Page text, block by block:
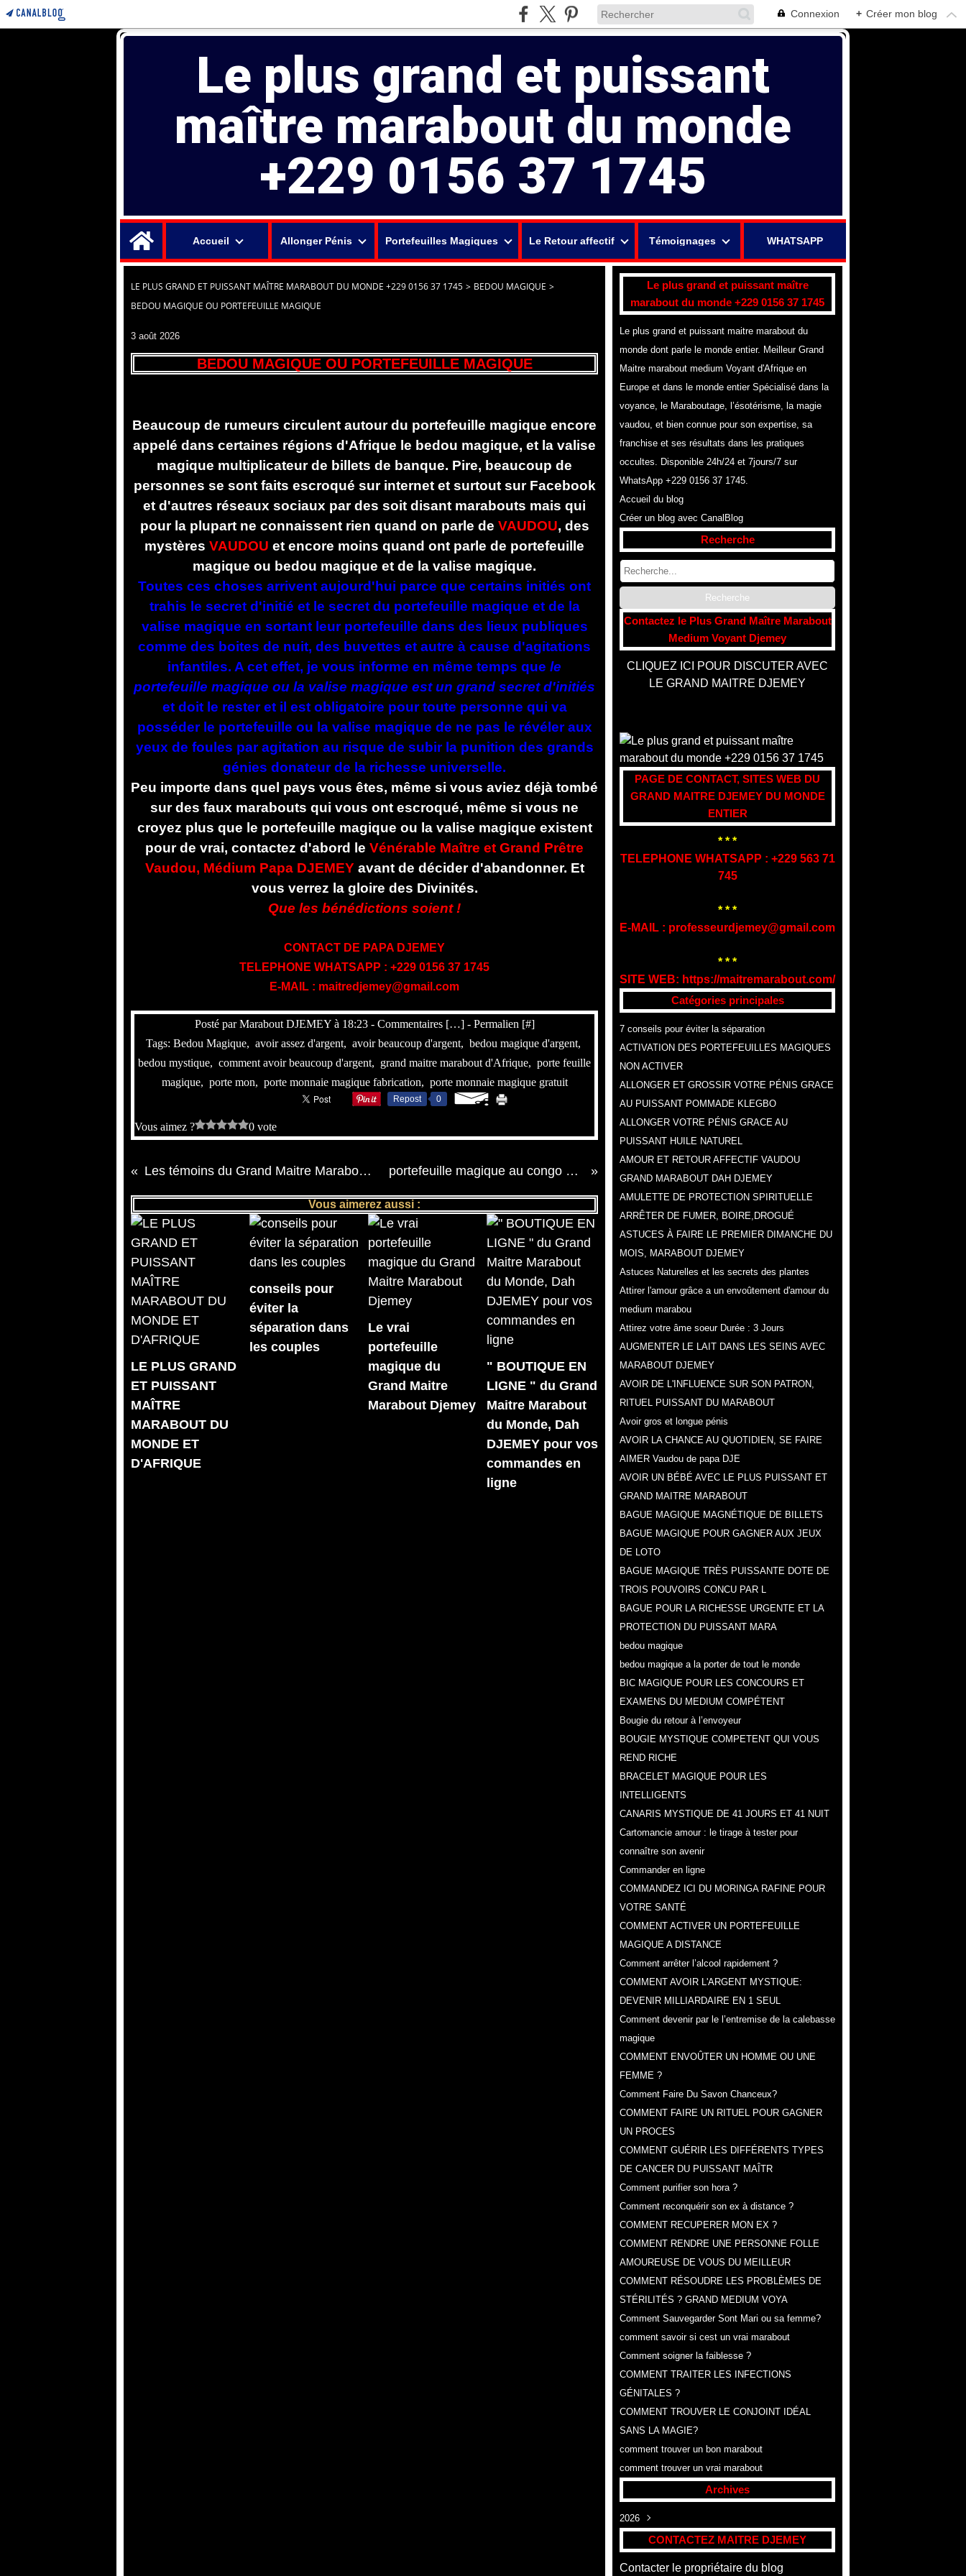
Connexion + Créer mon blog
Le plus grand et puissant
maître marabout du monde
+229 0156 37 1745
Accueil
Allonger Pénis Portefeuilles Magiques Le Retour affectif Témoignages WHATSAPP
LE PLUS GRAND ET PUISSANT MAÎTRE MARABOUT DU MONDE +229 0156 37 1745 > BEDOU MAGIQUE >
BEDOU MAGIQUE OU PORTEFEUILLE MAGIQUE
3 août 2026
BEDOU MAGIQUE OU PORTEFEUILLE MAGIQUE
Beaucoup de rumeurs circulent autour du portefeuille magique encore
appelé dans certaines régions d'Afrique le bedou magique, et la valise
magique multiplicateur de billets de banque. Pire, beaucoup de
personnes se sont faits escroqué sur internet et surtout sur Facebook
et d'autres réseaux sociaux par des soit disant marabouts mais qui
pour la plupart ne connaissent rien quand on parle de VAUDOU, des
mystères VAUDOU et encore moins quand ont parle de portefeuille
magique ou bedou magique et de la valise magique.
Toutes ces choses arrivent aujourd'hui parce que certains initiés ont
trahis le secret d'initié et le secret du portefeuille magique et de la
valise magique en sortant leur portefeuille dans des lieux publiques
comme des boites de nuit, des buvettes et autre à cause d'agitations
infantiles. A cet effet, je vous informe en même temps que le
portefeuille magique ou la valise magique est un grand secret d'initiés
et doit le rester et il est obligatoire pour toute personne qui va
posséder le portefeuille ou la valise magique de ne pas le révéler aux
yeux de foules par agitation au risque de subir la punition des grands
génies donateur de la richesse universelle.
Peu importe dans quel pays vous êtes, même si vous aviez déjà tombé
sur des faux marabouts qui vous ont escroqué, même si vous ne
croyez plus que le portefeuille magique ou la valise magique existent
pour de vrai, contactez d'abord le Vénérable Maître et Grand Prêtre
Vaudou, Médium Papa DJEMEYavant de décider d'abandonner. Et
vous verrez la gloire des Divinités.
Que les bénédictions soient !
CONTACT DE PAPA DJEMEY
TELEPHONE WHATSAPP : +229 0156 37 1745
E-MAIL : maitredjemey@gmail.com
Posté par Marabout DJEMEY à 18:23 - Commentaires […]- Permalien [#]
Tags: Bedou Magique, avoir assez d'argent, avoir beaucoup d'argent, bedou magique d'argent,
bedou mystique, comment avoir beaucoup d'argent, grand maitre marabout d'Afrique, porte feuille
magique, porte mon, porte monnaie magique fabrication, porte monnaie magique gratuit
Repost 0
Vous aimez ? 0 vote
Les témoins du Grand Maitre Marabout DJEMEY portefeuille magique au congo brazzaville
Vous aimerez aussi :
LE PLUS GRAND
ET PUISSANT
MAÎTRE
MARABOUT DU
MONDE ET
D'AFRIQUE
conseils pour
éviter la
séparation dans
les couples
Le vrai
portefeuille
magique du
Grand Maitre
Marabout Djemey
" BOUTIQUE EN
LIGNE " du Grand
Maitre Marabout
du Monde, Dah
DJEMEY pour vos
commandes en
ligne
Le plus grand et puissant maître
marabout du monde +229 0156 37 1745
Le plus grand et puissant maitre marabout du
monde dont parle le monde entier. Meilleur Grand
Maitre marabout medium Voyant d'Afrique en
Europe et dans le monde entier Spécialisé dans la
voyance, le Maraboutage, l’ésotérisme, la magie
vaudou, et bien connue pour son expertise, sa
franchise et ses résultats dans les pratiques
occultes. Disponible 24h/24 et 7jours/7 sur
WhatsApp +229 0156 37 1745.
Accueil du blog
Créer un blog avec CanalBlog
Recherche
Contactez le Plus Grand Maître Marabout
Medium Voyant Djemey
CLIQUEZ ICI POUR DISCUTER AVEC
LE GRAND MAITRE DJEMEY
PAGE DE CONTACT, SITES WEB DU
GRAND MAITRE DJEMEY DU MONDE
ENTIER
* * *
TELEPHONE WHATSAPP : +229 563 71
745
* * *
E-MAIL : professeurdjemey@gmail.com
* * *
SITE WEB: https://maitremarabout.com/
Catégories principales
7 conseils pour éviter la séparation
ACTIVATION DES PORTEFEUILLES MAGIQUES
NON ACTIVER
ALLONGER ET GROSSIR VOTRE PÉNIS GRACE
AU PUISSANT POMMADE KLEGBO
ALLONGER VOTRE PÉNIS GRACE AU
PUISSANT HUILE NATUREL
AMOUR ET RETOUR AFFECTIF VAUDOU
GRAND MARABOUT DAH DJEMEY
AMULETTE DE PROTECTION SPIRITUELLE
ARRÊTER DE FUMER, BOIRE,DROGUÉ
ASTUCES À FAIRE LE PREMIER DIMANCHE DU
MOIS, MARABOUT DJEMEY
Astuces Naturelles et les secrets des plantes
Attirer l'amour grâce a un envoûtement d'amour du
medium marabou
Attirez votre âme soeur Durée : 3 Jours
AUGMENTER LE LAIT DANS LES SEINS AVEC
MARABOUT DJEMEY
AVOIR DE L'INFLUENCE SUR SON PATRON,
RITUEL PUISSANT DU MARABOUT
Avoir gros et longue pénis
AVOIR LA CHANCE AU QUOTIDIEN, SE FAIRE
AIMER Vaudou de papa DJE
AVOIR UN BÉBÉ AVEC LE PLUS PUISSANT ET
GRAND MAITRE MARABOUT
BAGUE MAGIQUE MAGNÉTIQUE DE BILLETS
BAGUE MAGIQUE POUR GAGNER AUX JEUX
DE LOTO
BAGUE MAGIQUE TRÈS PUISSANTE DOTE DE
TROIS POUVOIRS CONCU PAR L
BAGUE POUR LA RICHESSE URGENTE ET LA
PROTECTION DU PUISSANT MARA
bedou magique
bedou magique a la porter de tout le monde
BIC MAGIQUE POUR LES CONCOURS ET
EXAMENS DU MEDIUM COMPÉTENT
Bougie du retour à l’envoyeur
BOUGIE MYSTIQUE COMPETENT QUI VOUS
REND RICHE
BRACELET MAGIQUE POUR LES
INTELLIGENTS
CANARIS MYSTIQUE DE 41 JOURS ET 41 NUIT
Cartomancie amour : le tirage à tester pour
connaître son avenir
Commander en ligne
COMMANDEZ ICI DU MORINGA RAFINE POUR
VOTRE SANTÉ
COMMENT ACTIVER UN PORTEFEUILLE
MAGIQUE A DISTANCE
Comment arrêter l’alcool rapidement ?
COMMENT AVOIR L'ARGENT MYSTIQUE:
DEVENIR MILLIARDAIRE EN 1 SEUL
Comment devenir par le l’entremise de la calebasse
magique
COMMENT ENVOÛTER UN HOMME OU UNE
FEMME ?
Comment Faire Du Savon Chanceux?
COMMENT FAIRE UN RITUEL POUR GAGNER
UN PROCES
​COMMENT GUÉRIR LES DIFFÉRENTS TYPES
DE CANCER DU PUISSANT MAÎTR
Comment purifier son hora ?
Comment reconquérir son ex à distance ?
COMMENT RECUPERER MON EX ?
COMMENT RENDRE UNE PERSONNE FOLLE
AMOUREUSE DE VOUS DU MEILLEUR
COMMENT RÉSOUDRE LES PROBLÈMES DE
STÉRILITÉS ? GRAND MEDIUM VOYA
Comment Sauvegarder Sont Mari ou sa femme?
comment savoir si cest un vrai marabout
Comment soigner la faiblesse ?
COMMENT TRAITER LES INFECTIONS
GÉNITALES ?
COMMENT TROUVER LE CONJOINT IDÉAL
SANS LA MAGIE?
comment trouver un bon marabout
comment trouver un vrai marabout
Archives
2026
Août(307)
CONTACTEZ MAITRE DJEMEY
Contacter le propriétaire du blog